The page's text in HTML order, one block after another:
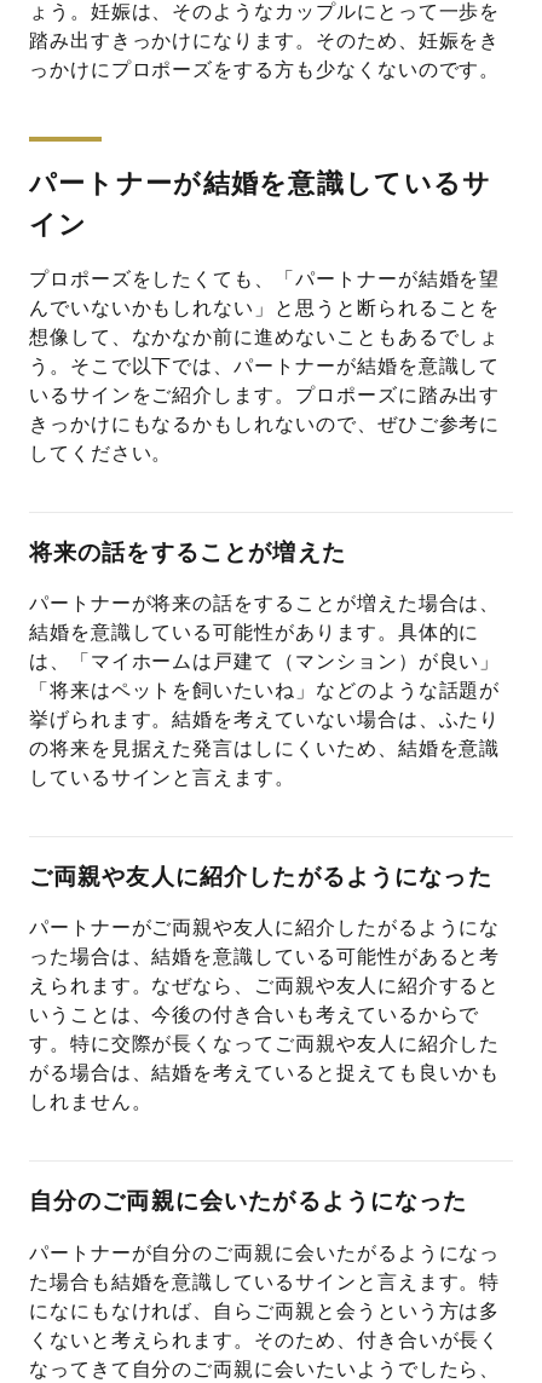
ょう。妊娠は、そのようなカップルにとって一歩を
踏み出すきっかけになります。そのため、妊娠をき
っかけにプロポーズをする方も少なくないのです。
パートナーが結婚を意識しているサ
イン
プロポーズをしたくても、「パートナーが結婚を望
んでいないかもしれない」と思うと断られることを
想像して、なかなか前に進めないこともあるでしょ
う。そこで以下では、パートナーが結婚を意識して
いるサインをご紹介します。プロポーズに踏み出す
きっかけにもなるかもしれないので、ぜひご参考に
してください。
将来の話をすることが増えた
パートナーが将来の話をすることが増えた場合は、
結婚を意識している可能性があります。具体的に
は、「マイホームは戸建て（マンション）が良い」
「将来はペットを飼いたいね」などのような話題が
挙げられます。結婚を考えていない場合は、ふたり
の将来を見据えた発言はしにくいため、結婚を意識
しているサインと言えます。
ご両親や友人に紹介したがるようになった
パートナーがご両親や友人に紹介したがるようにな
った場合は、結婚を意識している可能性があると考
えられます。なぜなら、ご両親や友人に紹介すると
いうことは、今後の付き合いも考えているからで
す。特に交際が長くなってご両親や友人に紹介した
がる場合は、結婚を考えていると捉えても良いかも
しれません。
自分のご両親に会いたがるようになった
パートナーが自分のご両親に会いたがるようになっ
た場合も結婚を意識しているサインと言えます。特
になにもなければ、自らご両親と会うという方は多
くないと考えられます。そのため、付き合いが長く
なってきて自分のご両親に会いたいようでしたら、